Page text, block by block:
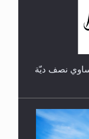
نصف ديّة